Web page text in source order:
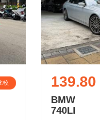
較 139.80
BMW
740LI